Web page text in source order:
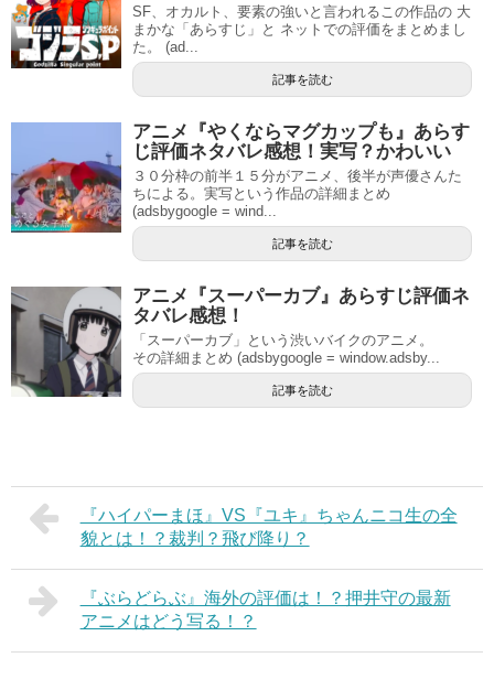
SF、オカルト、要素の強いと言われるこの作品の 大
まかな「あらすじ」と ネットでの評価をまとめまし
た。 (ad...
記事を読む
アニメ『やくならマグカップも』あらす
じ評価ネタバレ感想！実写？かわいい
３０分枠の前半１５分がアニメ、後半が声優さんた
ちによる。実写という作品の詳細まとめ
(adsbygoogle = wind...
記事を読む
アニメ『スーパーカブ』あらすじ評価ネ
タバレ感想！
「スーパーカブ」という渋いバイクのアニメ。
その詳細まとめ (adsbygoogle = window.adsby...
記事を読む
『ハイパーまほ』VS『ユキ』ちゃんニコ生の全
貌とは！？裁判？飛び降り？
『ぶらどらぶ』海外の評価は！？押井守の最新
アニメはどう写る！？